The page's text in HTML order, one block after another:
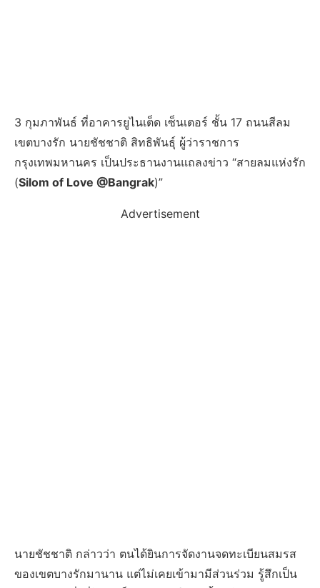
3 กุมภาพันธ์ ที่อาคารยูไนเต็ด เซ็นเตอร์ ชั้น 17 ถนนสีลม
เขตบางรัก นายชัชชาติ สิทธิพันธุ์ ผู้ว่าราชการ
กรุงเทพมหานคร เป็นประธานงานแถลงข่าว “สายลมแห่งรัก
(Silom of Love @Bangrak)”
Advertisement
นายชัชชาติ กล่าวว่า ตนได้ยินการจัดงานจดทะเบียนสมรส
ของเขตบางรักมานาน แต่ไม่เคยเข้ามามีส่วนร่วม รู้สึกเป็น